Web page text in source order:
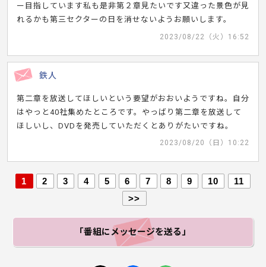
ー目指しています私も是非第２章見たいです又違った景色が見
れるかも第三セクターの日を消せないようお願いします。
2023/08/22（火）16:52
鉄人
第二章を放送してほしいという要望がおおいようですね。自分
はやっと40社集めたところです。やっばり第二章を放送して
ほしいし、DVDを発売していただくとありがたいですね。
2023/08/20（日）10:22
1 2 3 4 5 6 7 8 9 10
11
>>
「番組にメッセージを送る」